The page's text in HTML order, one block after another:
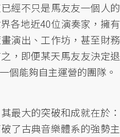
經不只是馬友友一個人的
各地近40位演奏家，擁有
演出、工作坊，甚至財務
之，即便某天馬友友決定退
個能夠自主運營的團隊。
最大的突破和成就在於：
了古典音樂體系的強勢主